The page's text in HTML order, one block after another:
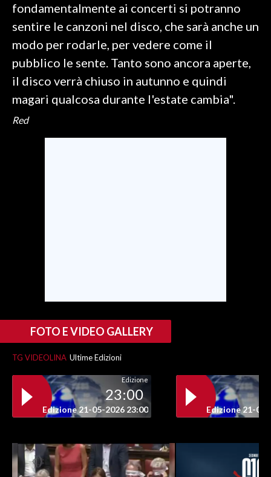
fondamentalmente ai concerti si potranno
sentire le canzoni nel disco, che sarà anche un
modo per rodarle, per vedere come il
pubblico le sente. Tanto sono ancora aperte,
il disco verrà chiuso in autunno e quindi
magari qualcosa durante l'estate cambia".
Red
FOTO E VIDEO GALLERY
TG VIDEOLINA Ultime Edizioni
Edizione
23:00
Edizione 21-05-2026 23:00 Edizione 21-05-